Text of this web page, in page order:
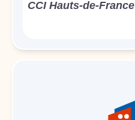
CCI Hauts-de-France